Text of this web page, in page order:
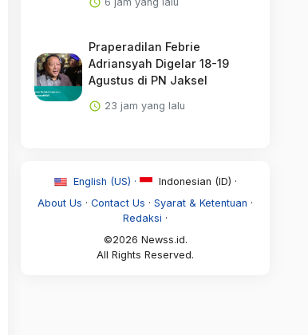
Praperadilan Febrie
Adriansyah Digelar 18-19
Agustus di PN Jaksel
23 jam yang lalu
English (US) ·
Indonesian (ID) ·
About Us · Contact Us · Syarat & Ketentuan ·
Redaksi ·
©2026 Newss.id.
All Rights Reserved.